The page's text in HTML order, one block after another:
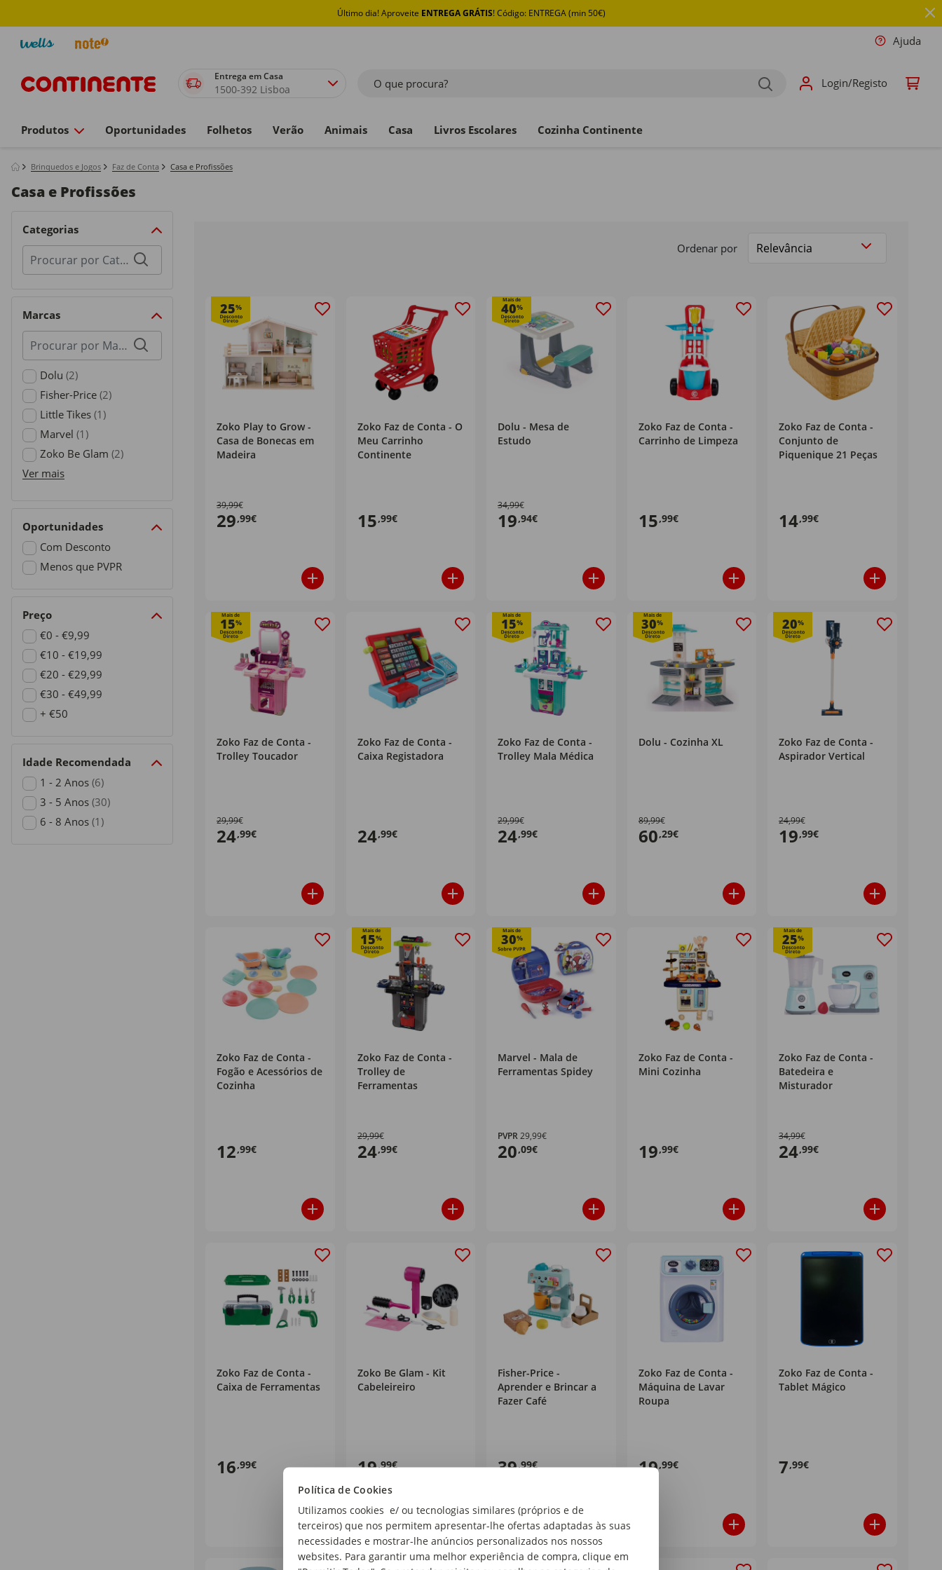
Política de Cookies
Utilizamos cookies e/ ou tecnologias similares (próprios e de
terceiros) que nos permitem apresentar-lhe ofertas adaptadas às suas
necessidades e mostrar-lhe anúncios personalizados nos nossos
websites. Para garantir uma melhor experiência de compra, clique em
Último dia! Aproveite ENTREGA GRÁTIS! Código: ENTREGA (min 50€)
Ajuda
Entrega em Casa
1500-392 Lisboa O que procura? Login/Registo
Produtos Oportunidades Folhetos Verão Animais Casa Livros Escolares Cozinha Continente
Brinquedos e Jogos Faz de Conta Casa e Profissões
Casa e Profissões
Categorias
Procurar
por
Marcas
Procurar
por
marcas
Dolu (2)
Refine by Marcas: Dolu
Fisher-Price (2)
Refine by Marcas: Fisher-Price
Little Tikes (1)
Refine by Marcas: Little Tikes
Marvel (1)
Refine by Marcas: Marvel
Zoko Be Glam (2)
Refine by Marcas: Zoko Be Glam
Ver mais
Oportunidades
Com Desconto
Refine by Oportunidades: Com Desconto
Menos que PVPR
Preço
€0 - €9,99
Refine by Preço: €0 - €9,99
€10 - €19,99
Refine by Preço: €10 - €19,99
€20 - €29,99
Refine by Preço: €20 - €29,99
€30 - €49,99
Refine by Preço: €30 - €49,99
+ €50
Idade Recomendada
1 - 2 Anos (6)
Refine by Idade Recomendada: 1 - 2 Anos
3 - 5 Anos (30)
Refine by Idade Recomendada: 3 - 5 Anos
6 - 8 Anos (1)
Refine by Idade Recomendada: 6 - 8 Anos
Ordenar por
25%
Zoko Play to Grow -
Casa de Bonecas em
Madeira
39,99€
29,99€
Zoko Faz de Conta - O
Meu Carrinho
Continente
15,99€
Mais de
40%
Dolu - Mesa de
Estudo
34,99€
19,94€
Zoko Faz de Conta -
Carrinho de Limpeza
15,99€
Zoko Faz de Conta -
Conjunto de
Piquenique 21 Peças
14,99€
Mais de
15%
Zoko Faz de Conta -
Trolley Toucador
29,99€
24,99€
Zoko Faz de Conta -
Caixa Registadora
24,99€
Mais de
15%
Zoko Faz de Conta -
Trolley Mala Médica
29,99€
24,99€
Mais de
30%
Dolu - Cozinha XL
89,99€
60,29€
20%
Zoko Faz de Conta -
Aspirador Vertical
24,99€
19,99€
Zoko Faz de Conta -
Fogão e Acessórios de
Cozinha
12,99€
Mais de
15%
Zoko Faz de Conta -
Trolley de
Ferramentas
29,99€
24,99€
Mais de
30%
Marvel - Mala de
Ferramentas Spidey
PVPR29,99€
20,09€
Zoko Faz de Conta -
Mini Cozinha
19,99€
Mais de
25%
Zoko Faz de Conta -
Batedeira e
Misturador
34,99€
24,99€
Zoko Faz de Conta -
Caixa de Ferramentas
16,99€
Zoko Be Glam - Kit
Cabeleireiro
19,99€
Fisher-Price -
Aprender e Brincar a
Fazer Café
39,99€
Zoko Faz de Conta -
Máquina de Lavar
Roupa
19,99€
Zoko Faz de Conta -
Tablet Mágico
7,99€
Mais de